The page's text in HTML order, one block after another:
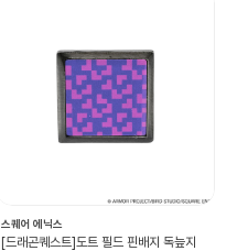
스퀘어 에닉스
[드래곤퀘스트]도트 필드 핀배지 독늪지